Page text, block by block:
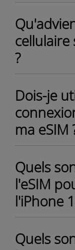
cellulaire
?
Dois-je
ma eSIM
Quels
l'eSIM
l'iPhone
Quels